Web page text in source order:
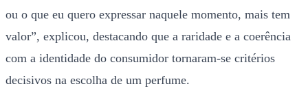
ou o que eu quero expressar naquele momento, mais tem
valor”, explicou, destacando que a raridade e a coerência
com a identidade do consumidor tornaram-se critérios
decisivos na escolha de um perfume.